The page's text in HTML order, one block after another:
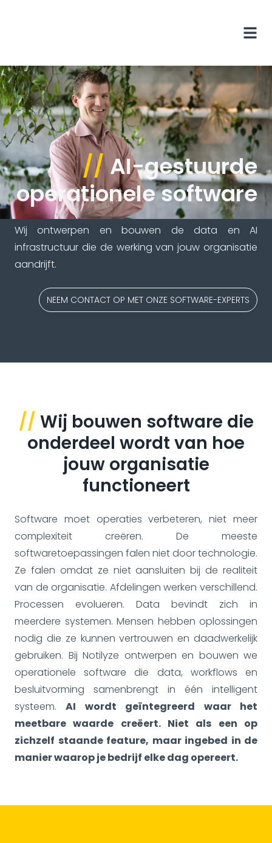
//AI-gestuurde
operationele software
Wij ontwerpen en bouwen de data en AI
infrastructuur die de werking van jouw organisatie
aandrijft.
NEEM CONTACT OP MET ONZE SOFTWARE-EXPERTS
// Wij bouwen software die
onderdeel wordt van hoe
jouw organisatie
functioneert
Software moet operaties verbeteren, niet meer
complexiteit creëren. De meeste
softwaretoepassingen falen niet door technologie.
Ze falen omdat ze niet aansluiten bij de realiteit
van de organisatie. Afdelingen werken verschillend.
Processen evolueren. Data bevindt zich in
meerdere systemen. Mensen hebben oplossingen
nodig die ze kunnen vertrouwen en daadwerkelijk
gebruiken. Bij Notilyze ontwerpen en bouwen we
operationele software die data, workflows en
besluitvorming samenbrengt in één intelligent
systeem.AI wordt geïntegreerd waar het
meetbare waarde creëert. Niet als een op
zichzelf staande feature, maar ingebed in de
manier waarop je bedrijf elke dag opereert.